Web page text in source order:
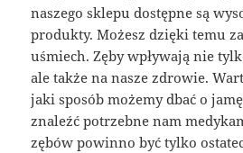
naszego sklepu dostępne są
produkty. Możesz dzięki temu
uśmiech. Zęby wpływają nie
ale także na nasze zdrowie.
jaki sposób możemy dbać o
znaleźć potrzebne nam
zębów powinno być tylko